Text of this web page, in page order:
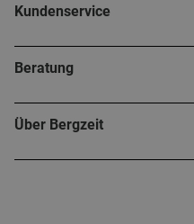
Kundenservice
Beratung
Über Bergzeit